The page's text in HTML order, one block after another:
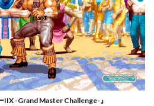
IIX -Grand Master Challenge-』